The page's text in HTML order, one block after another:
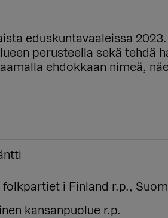
eduskuntavaaleissa
perusteella sekä tehdä
ehdokkaan nimeä,
folkpartiet i Finland r.p.,
kansanpuolue r.p.